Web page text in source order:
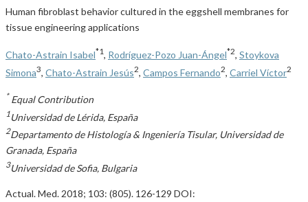
Human fibroblast behavior cultured in the eggshell membranes for
tissue engineering applications
Chato-Astrain Isabel*1, Rodríguez-Pozo Juan-Ángel*2, Stoykova
Simona3 Chato-Astrain Jesús2 Campos Fernando2 Carriel Víctor2
* Equal Contribution
1Universidad de Lérida, España
2Departamento de Histología & Ingeniería Tisular, Universidad de
Granada, España
3Universidad de Sofia, Bulgaria
Actual. Med. 2018; 103: (805). 126-129 DOI: